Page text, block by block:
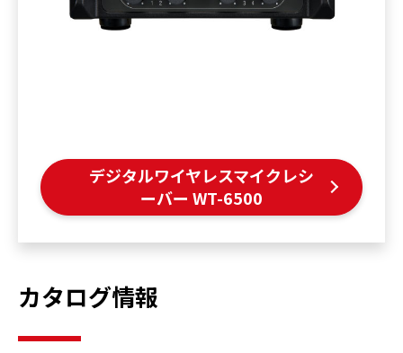
デジタルワイヤレスマイクレシ
ーバー WT-6500
カタログ情報